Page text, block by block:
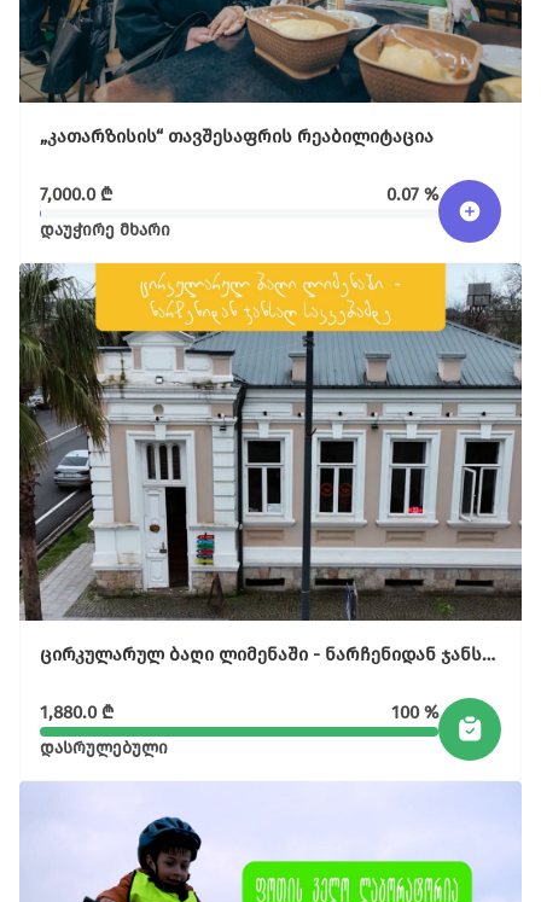
შექმენი კულტურულ სივრცეები, განავითარე
კრეატიულობა შენს თემში
გაეცი მეტი
ცვლილებისა და მეტი განვითარების
უზრუნველყოფას
ყველა ინიციატივა
„კათარზისის“ თავშესაფრის რეაბილიტაცია
7,000.0₾ 0.07 %
დაუჭირე მხარი
ცირკულარულ ბაღი ლიმენაში - ნარჩენიდან ჯანსაღ საკვებამდე
1,880.0₾ 100 %
დასრულებული